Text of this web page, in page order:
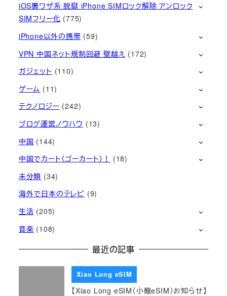
iOS裏ワザ系 脱獄 iPhone SIMロック解除 アンロック
SIMフリー化 (775)
iPhone以外の携帯 (59)
VPN 中国ネット規制回避 壁越え (172)
ガジェット (110)
ゲーム (11)
テクノロジー (242)
ブログ運営ノウハウ (13)
中国 (144)
中国でカート（ゴーカート）！
(18)
未分類 (34)
海外で日本のテレビ (9)
生活 (205)
音楽 (108)
最近の記事
Xiao Long eSIM
【Xiao Long eSIM（小龍eSIM）お知らせ】